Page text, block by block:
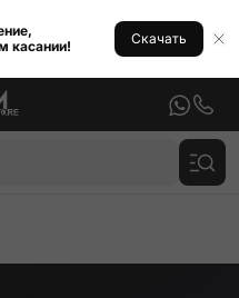
касании!
Скачать